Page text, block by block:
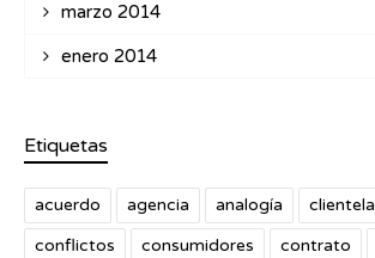
marzo 2014
enero 2014
Etiquetas
acuerdo agencia analogía clientela
conflictos
consumidores contrato